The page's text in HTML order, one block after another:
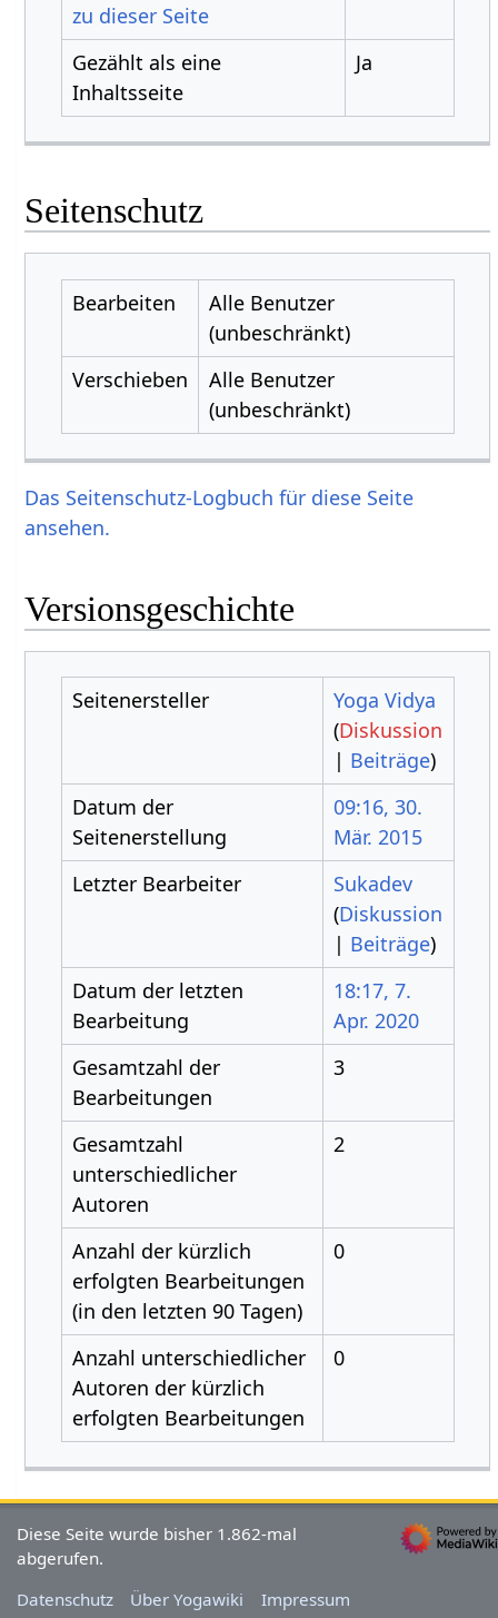
zu dieser Seite
Gezählt als eine
Inhaltsseite
Ja
Seitenschutz
Bearbeiten
Alle Benutzer
(unbeschränkt)
Verschieben
Alle Benutzer
(unbeschränkt)
Das Seitenschutz-Logbuch für diese Seite
ansehen.
Versionsgeschichte
Seitenersteller
Yoga Vidya
(Diskussion
| Beiträge)
Datum der
Seitenerstellung
09:16, 30.
Mär. 2015
Letzter Bearbeiter
Sukadev
(Diskussion
| Beiträge)
Datum der letzten
Bearbeitung
18:17, 7.
Apr. 2020
Gesamtzahl der
Bearbeitungen
3
Gesamtzahl
unterschiedlicher
Autoren
2
Anzahl der kürzlich
erfolgten Bearbeitungen
(in den letzten 90 Tagen)
0
Anzahl unterschiedlicher
Autoren der kürzlich
erfolgten Bearbeitungen
0
Diese Seite wurde bisher 1.862-mal
abgerufen.
Datenschutz
Über Yogawiki Impressum